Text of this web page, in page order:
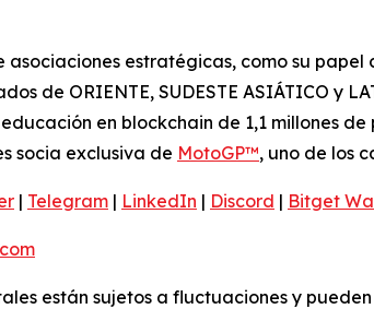
estratégicas, como su
de ORIENTE, SUDESTE ASIÁTICO y
en blockchain de 1,1 millones de
socia exclusiva de MotoGP™, uno de los
| Telegram | LinkedIn | Discord | Bitget
están sujetos a fluctuaciones y